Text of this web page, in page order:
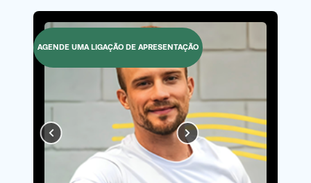
AGENDE UMA LIGAÇÃO DE APRESENTAÇÃO